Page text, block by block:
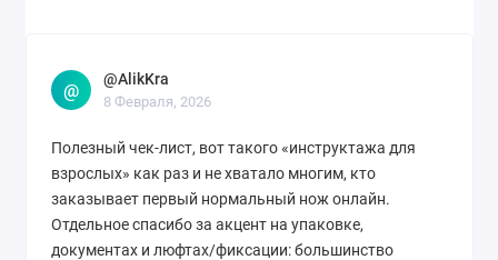
@
@AlikKra
8 Февраля, 2026
Полезный чек-лист, вот такого «инструктажа для
взрослых» как раз и не хватало многим, кто
заказывает первый нормальный нож онлайн. ​
Отдельное спасибо за акцент на упаковке,
документах и люфтах/фиксации: большинство